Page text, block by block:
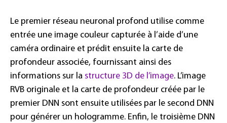
Le premier réseau neuronal profond utilise comme
entrée une image couleur capturée à l’aide d’une
caméra ordinaire et prédit ensuite la carte de
profondeur associée, fournissant ainsi des
informations sur la structure 3D de l’image. L’image
RVB originale et la carte de profondeur créée par le
premier DNN sont ensuite utilisées par le second DNN
pour générer un hologramme. Enfin, le troisième DNN